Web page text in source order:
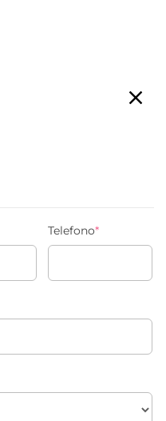
Telefono*